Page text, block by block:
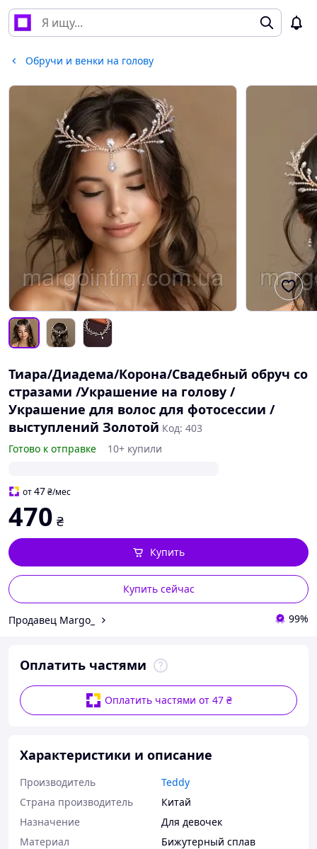
Обручи и венки на голову
Тиара/Диадема/Корона/Свадебный обруч со
стразами /Украшение на голову /
Украшение для волос для фотосессии /
выступлений Золотой Код: 403
Готово к отправке
10+ купили
от47₴/мес
470 ₴
Купить сейчас
Купить
Продавец Margo_ 99%
Оплатить частями
Оплатить частями от 47 ₴
Характеристики и описание
Производитель
Teddy
Страна производитель
Китай
Назначение
Для девочек
Материал
Бижутерный сплав